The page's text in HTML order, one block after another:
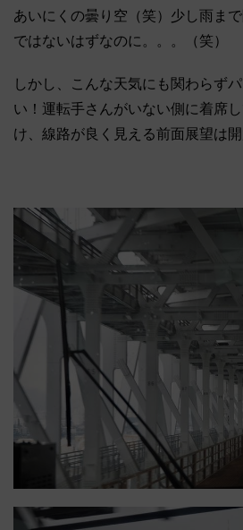
あいにくの曇り空（笑）少し雨ま
ではないはずなのに。。。（笑）
しかし、こんな天気にも関わらず
い！運転手さんがいない側に着席
け、線路が良く見える前面展望は開